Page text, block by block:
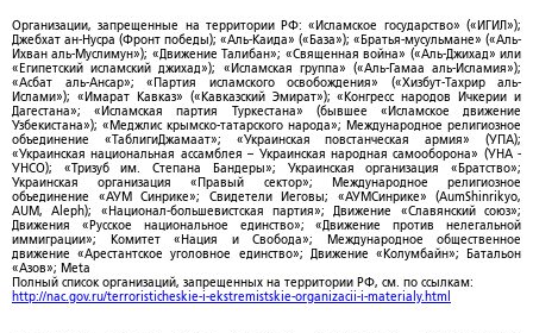
Организации, запрещенные на территории РФ: «Исламское государство» («ИГИЛ»);
Джебхат ан-Нусра (Фронт победы); «Аль-Каида» («База»); «Братья-мусульмане» («Аль-
Ихван аль-Муслимун»); «Движение Талибан»; «Священная война» («Аль-Джихад» или
«Египетский исламский джихад»); «Исламская группа» («Аль-Гамаа аль-Исламия»);
«Асбат аль-Ансар»; «Партия исламского освобождения» («Хизбут-Тахрир аль-
Ислами»); «Имарат Кавказ» («Кавказский Эмират»); «Конгресс народов Ичкерии и
Дагестана»; «Исламская партия Туркестана» (бывшее «Исламское движение
Узбекистана»); «Меджлис крымско-татарского народа»; Международное религиозное
объединение «ТаблигиДжамаат»; «Украинская повстанческая армия» (УПА);
«Украинская национальная ассамблея – Украинская народная самооборона» (УНА -
УНСО); «Тризуб им. Степана Бандеры»; Украинская организация «Братство»;
Украинская организация «Правый сектор»; Международное религиозное
объединение «АУМ Синрике»; Свидетели Иеговы; «АУМСинрике» (AumShinrikyo,
AUM, Aleph); «Национал-большевистская партия»; Движение «Славянский союз»;
Движения «Русское национальное единство»; «Движение против нелегальной
иммиграции»; Комитет «Нация и Свобода»; Международное общественное
движение «Арестантское уголовное единство»; Движение «Колумбайн»; Батальон
«Азов»; Meta
Полный список организаций, запрещенных на территории РФ, см. по ссылкам:
http://nac.gov.ru/terroristicheskie-i-ekstremistskie-organizacii-i-materialy.html